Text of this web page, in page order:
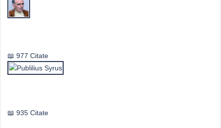
977 Citate
935 Citate